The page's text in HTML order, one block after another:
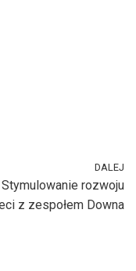
DALEJ
Stymulowanie rozwoju
z zespołem Downa